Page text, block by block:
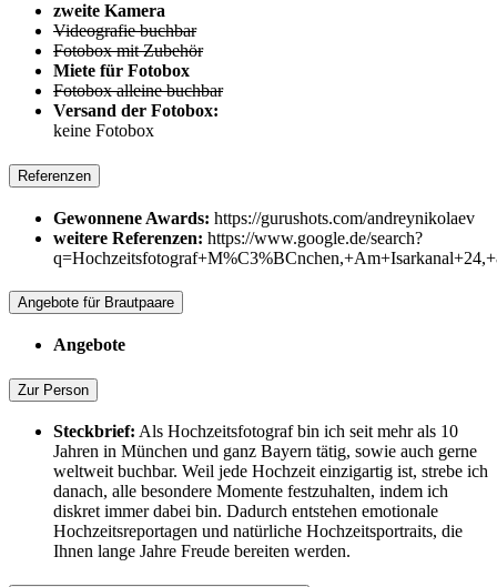
zweite Kamera
Videografie buchbar
Fotobox mit Zubehör
Miete für Fotobox
Fotobox alleine buchbar
Versand der Fotobox:
keine Fotobox
Referenzen
Gewonnene Awards: https://gurushots.com/andreynikolaev
weitere Referenzen: https://www.google.de/search?
Angebote für Brautpaare
Angebote
Zur Person
Steckbrief: Als Hochzeitsfotograf bin ich seit mehr als 10
Jahren in München und ganz Bayern tätig, sowie auch gerne
weltweit buchbar. Weil jede Hochzeit einzigartig ist, strebe ich
danach, alle besondere Momente festzuhalten, indem ich
diskret immer dabei bin. Dadurch entstehen emotionale
Hochzeitsreportagen und natürliche Hochzeitsportraits, die
Ihnen lange Jahre Freude bereiten werden.